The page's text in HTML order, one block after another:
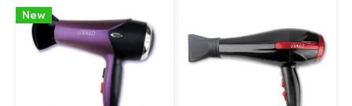
New